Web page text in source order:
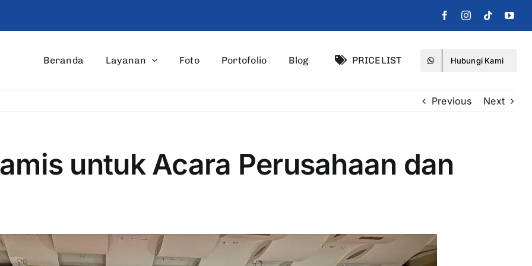
Beranda Layanan Foto Portofolio Blog PRICELIST Hubungi Kami
Previous Next
untuk Acara Perusahaan dan